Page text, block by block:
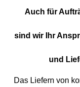
Auch für
sind wir Ihr
und
Das Liefern von